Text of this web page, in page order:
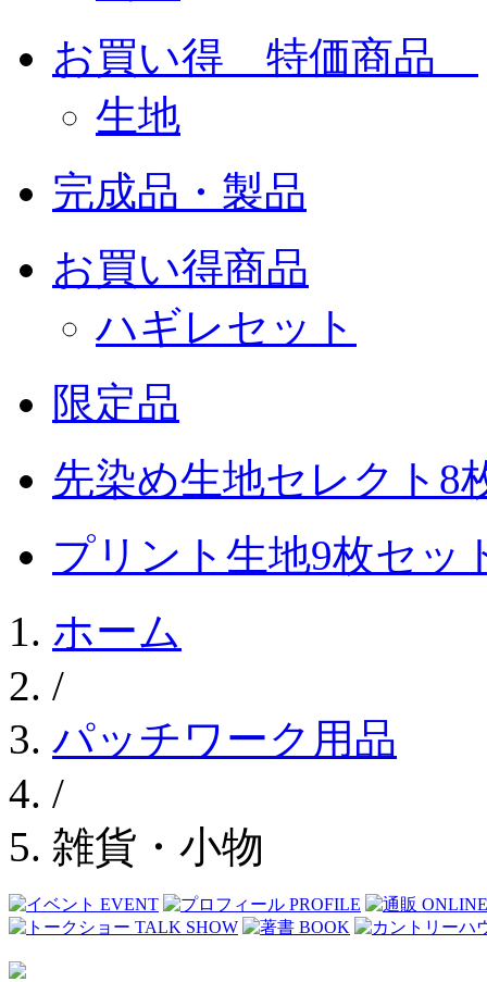
お買い得 特価商品
生地
完成品・製品
お買い得商品
ハギレセット
限定品
先染め生地セレクト8
プリント生地9枚セッ
ホーム
/
パッチワーク用品
/
雑貨・小物